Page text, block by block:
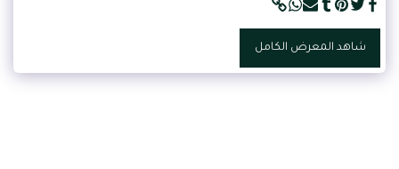
شاهد المعرض الكامل